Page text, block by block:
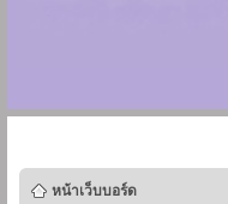
หน้าเว็บบอร์ด